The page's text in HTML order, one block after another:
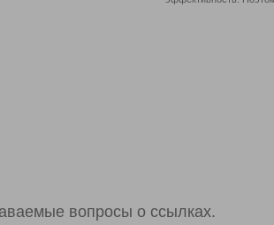
вопросы о ссылках.